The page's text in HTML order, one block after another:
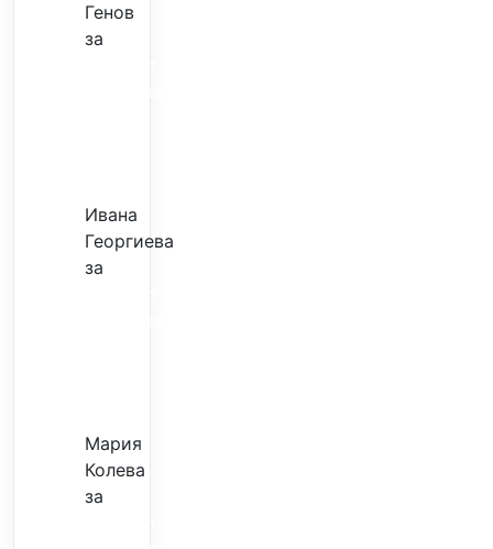
Генов
за
Ивана
Георгиева
за
Мария
Колева
за